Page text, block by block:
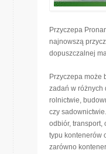
Przyczepa
najnowszą
dopuszczalnej
Przyczepa może
zadań w różnych
rolnictwie,
czy
odbiór, transport,
typu kontenerów
zarówno